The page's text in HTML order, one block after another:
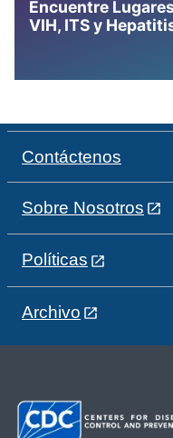
Encuentre
VIH, ITS y
Contáctenos
Sobre Nosotros
Políticas
Archivo